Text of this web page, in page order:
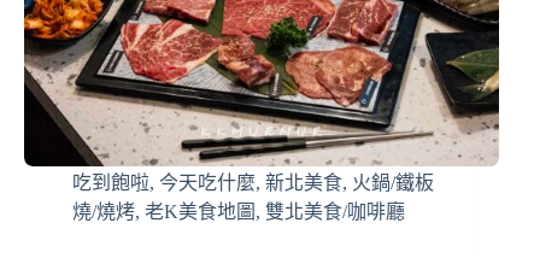
吃到飽啦, 今天吃什麼, 新北美食, 火鍋/鐵板
燒/燒烤, 老K美食地圖 , 雙北美食/咖啡廳